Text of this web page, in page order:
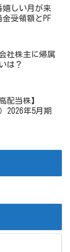
嬉しい月が来
受領額とPF
社株主に帰属
は？
配当株】
）2026年5月期